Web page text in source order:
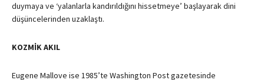
duymaya ve ‘yalanlarla kandırıldığını hissetmeye’ başlayarak dini
düşüncelerinden uzaklaştı.
KOZMİK AKIL
Eugene Mallove ise 1985’te Washington Post gazetesinde